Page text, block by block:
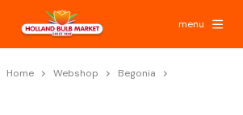
menu
Home Webshop
Begonia